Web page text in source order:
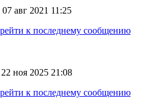
07 авг 2021 11:25
22 ноя 2025 21:08